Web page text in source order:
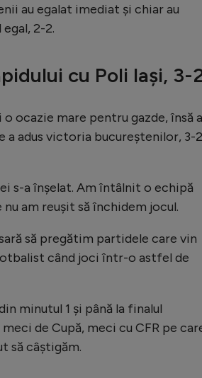
au egalat imediat și chiar au
2-2.
cu Poli Iași, 3-
ocazie mare pentru gazde, însă a
a adus victoria bucureștenilor, 3-
s-a înșelat. Am întâlnit o echipă
am reușit să închidem jocul.
să pregătim partidele care vin
când joci într-o astfel de
minutul 1 și până la finalul
de Cupă, meci cu CFR pe
să câștigăm.